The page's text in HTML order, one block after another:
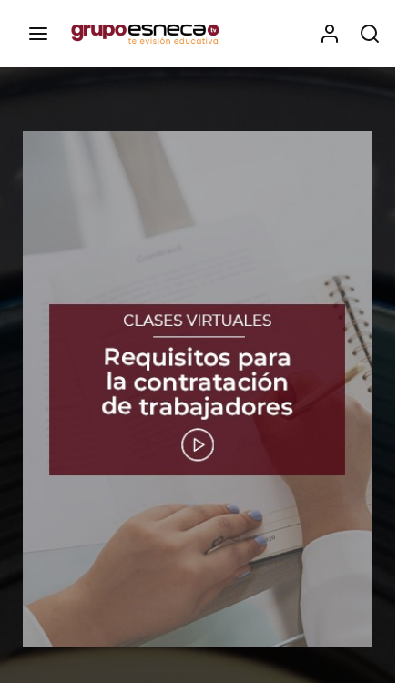
Esneca TV
Iniciar Sesión
Para iniciar sesión debes introducir el
mismo usuario y contraseña que utilizas
para acceder al campus virtual:
Contraseña
ENTRAR